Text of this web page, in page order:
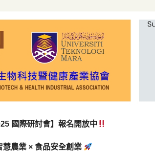
國際研討會】報名開放中
慧農業 × 食品安全創業